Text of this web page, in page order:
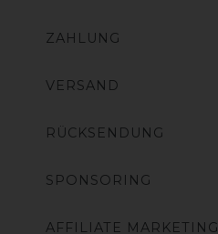
ZAHLUNG
VERSAND
RÜCKSENDUNG
SPONSORING
AFFILIATE MARKETING